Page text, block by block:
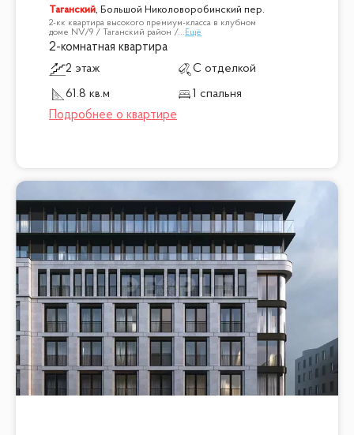
Таганский, Большой Николоворобинский пер.
2-кк квартира высокого премиум-класса в клубном
доме NV/9 / Таганский район /... Ещё
2-комнатная квартира
2 этаж
С отделкой
61.8 кв.м
1 спальня